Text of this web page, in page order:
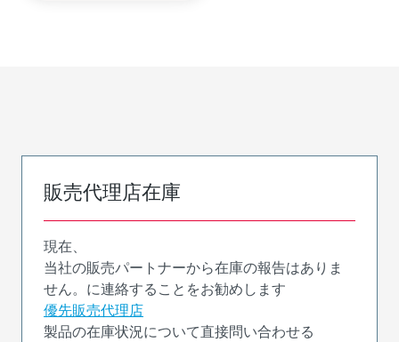
販売代理店在庫
現在、
当社の販売パートナーから在庫の報告はありま
せん。に連絡することをお勧めします
優先販売代理店
製品の在庫状況について直接問い合わせる